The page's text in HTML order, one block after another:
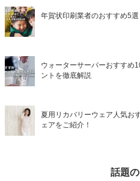
年賀状印刷業者のおすすめ5
ウォーターサーバーおすすめ
ントを徹底解説
夏用リカバリーウェア人気お
ェアをご紹介！
話題